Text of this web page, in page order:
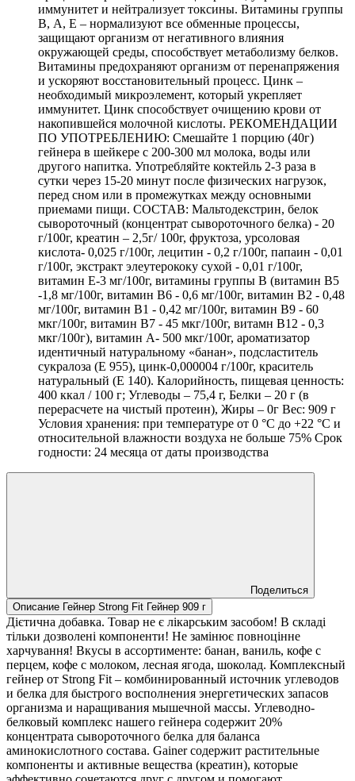
иммунитет и нейтрализует токсины. Витамины группы
В, А, Е – нормализуют все обменные процессы,
защищают организм от негативного влияния
окружающей среды, способствует метаболизму белков.
Витамины предохраняют организм от перенапряжения
и ускоряют восстановительный процесс. Цинк –
необходимый микроэлемент, который укрепляет
иммунитет. Цинк способствует очищению крови от
накопившейся молочной кислоты. РЕКОМЕНДАЦИИ
ПО УПОТРЕБЛЕНИЮ: Смешайте 1 порцию (40г)
гейнера в шейкере с 200-300 мл молока, воды или
другого напитка. Употребляйте коктейль 2-3 раза в
сутки через 15-20 минут после физических нагрузок,
перед сном или в промежутках между основными
приемами пищи. СОСТАВ: Мальтодекстрин, белок
сывороточный (концентрат сывороточного белка) - 20
г/100г, креатин – 2,5г/ 100г, фруктоза, урсоловая
кислота- 0,025 г/100г, лецитин - 0,2 г/100г, папаин - 0,01
г/100г, экстракт элеутерококу сухой - 0,01 г/100г,
витамин Е-3 мг/100г, витамины группы В (витамин В5
-1,8 мг/100г, витамин В6 - 0,6 мг/100г, витамин В2 - 0,48
мг/100г, витамин В1 - 0,42 мг/100г, витамин В9 - 60
мкг/100г, витамин В7 - 45 мкг/100г, витамн В12 - 0,3
мкг/100г), витамин А- 500 мкг/100г, ароматизатор
идентичный натуральному «банан», подсластитель
сукралоза (Е 955), цинк-0,000004 г/100г, краситель
натуральный (Е 140). Калорийность, пищевая ценность:
400 ккал / 100 г; Углеводы – 75,4 г, Белки – 20 г (в
перерасчете на чистый протеин), Жиры – 0г Вес: 909 г
Условия хранения: при температуре от 0 °С до +22 °С и
относительной влажности воздуха не больше 75% Срок
годности: 24 месяца от даты производства
Поделиться
Описание Гейнер Strong Fit Гейнер 909 г
Дієтична добавка. Товар не є лікарським засобом! В складі
тільки дозволені компоненти! Не замінює повноцінне
харчування! Вкусы в ассортименте: банан, ваниль, кофе с
перцем, кофе с молоком, лесная ягода, шоколад. Комплексный
гейнер от Strong Fit – комбинированный источник углеводов
и белка для быстрого восполнения энергетических запасов
организма и наращивания мышечной массы. Углеводно-
белковый комплекс нашего гейнера содержит 20%
концентрата сывороточного белка для баланса
аминокислотного состава. Gainer содержит растительные
компоненты и активные вещества (креатин), которые